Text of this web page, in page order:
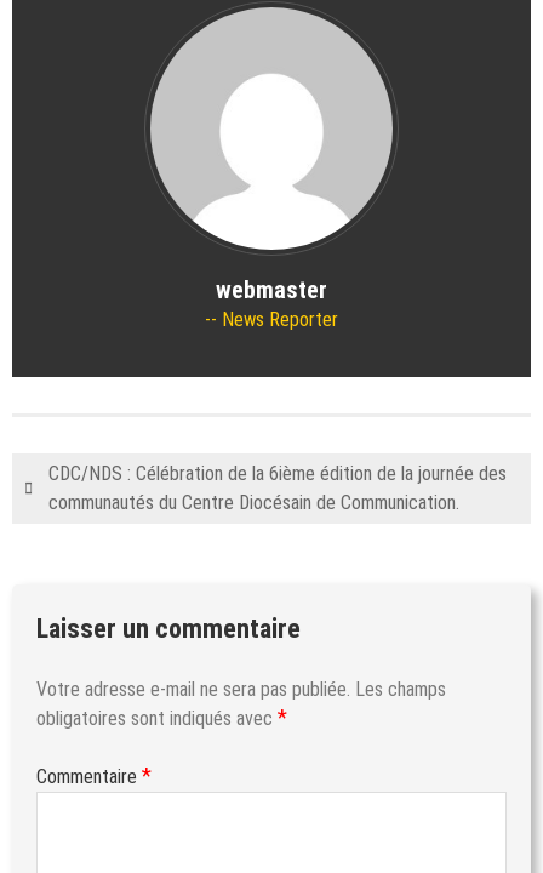
webmaster
News Reporter
CDC/NDS : Célébration de la 6ième édition de la journée des
communautés du Centre Diocésain de Communication.
Laisser un commentaire
Votre adresse e-mail ne sera pas publiée. Les champs
obligatoires sont indiqués avec *
Commentaire *